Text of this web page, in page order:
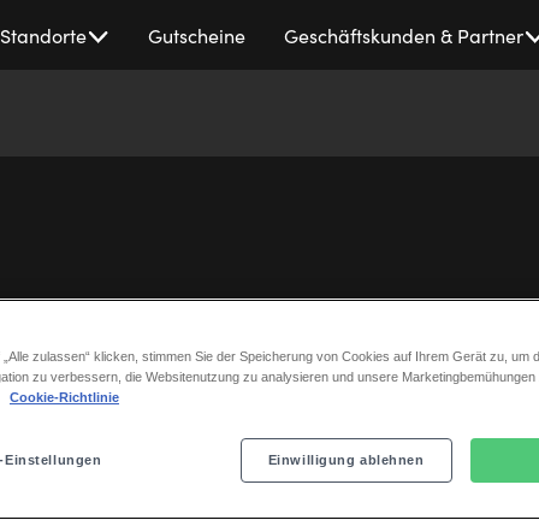
Standorte Gutscheine Geschäftskunden & Partner
TINA erobert Hamburg
8. April 2021
„Alle zulassen“ klicken, stimmen Sie der Speicherung von Cookies auf Ihrem Gerät zu, um
zu verbessern, die Websitenutzung zu analysieren und unsere Marketingbemühungen
Cookie-Richtlinie
Einstellungen Einwilligung ablehnen